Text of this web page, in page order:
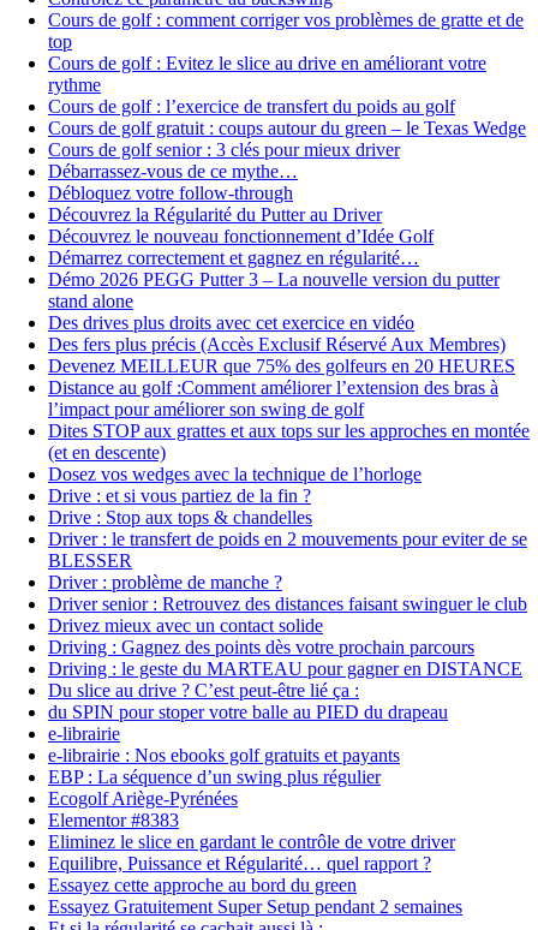
Cours de golf : comment corriger vos problèmes de gratte et de
top
Cours de golf : Evitez le slice au drive en améliorant votre
rythme
Cours de golf : l’exercice de transfert du poids au golf
Cours de golf gratuit : coups autour du green – le Texas Wedge
Cours de golf senior : 3 clés pour mieux driver
Débarrassez-vous de ce mythe…
Débloquez votre follow-through
Découvrez la Régularité du Putter au Driver
Découvrez le nouveau fonctionnement d’Idée Golf
Démarrez correctement et gagnez en régularité…
Démo 2026 PEGG Putter 3 – La nouvelle version du putter
stand alone
Des drives plus droits avec cet exercice en vidéo
Des fers plus précis (Accès Exclusif Réservé Aux Membres)
Devenez MEILLEUR que 75% des golfeurs en 20 HEURES
Distance au golf :Comment améliorer l’extension des bras à
l’impact pour améliorer son swing de golf
Dites STOP aux grattes et aux tops sur les approches en montée
(et en descente)
Dosez vos wedges avec la technique de l’horloge
Drive : et si vous partiez de la fin ?
Drive : Stop aux tops & chandelles
Driver : le transfert de poids en 2 mouvements pour eviter de se
BLESSER
Driver : problème de manche ?
Driver senior : Retrouvez des distances faisant swinguer le club
Drivez mieux avec un contact solide
Driving : Gagnez des points dès votre prochain parcours
Driving : le geste du MARTEAU pour gagner en DISTANCE
Du slice au drive ? C’est peut-être lié ça :
du SPIN pour stoper votre balle au PIED du drapeau
e-librairie
e-librairie : Nos ebooks golf gratuits et payants
EBP : La séquence d’un swing plus régulier
Ecogolf Ariège-Pyrénées
Elementor #8383
Eliminez le slice en gardant le contrôle de votre driver
Equilibre, Puissance et Régularité… quel rapport ?
Essayez cette approche au bord du green
Essayez Gratuitement Super Setup pendant 2 semaines